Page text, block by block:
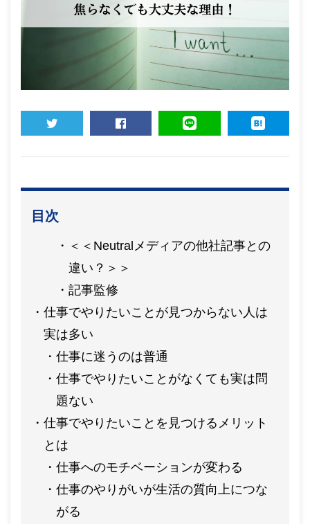
目次
＜＜Neutralメディアの他社記事との
違い？＞＞
記事監修
仕事でやりたいことが見つからない人は
実は多い
仕事に迷うのは普通
仕事でやりたいことがなくても実は問
題ない
仕事でやりたいことを見つけるメリット
とは
仕事へのモチベーションが変わる
仕事のやりがいが生活の質向上につな
がる